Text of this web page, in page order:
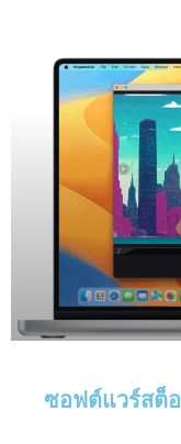
ซอฟต์แวร์สต็